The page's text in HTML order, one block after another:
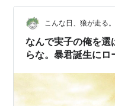
ろが金メダル獲得のニ
が流れたのを仕事前に
かれました。 三浦璃来
こんな日、狼が走る。
なんで実子の俺を
らな。暴君誕生にロ